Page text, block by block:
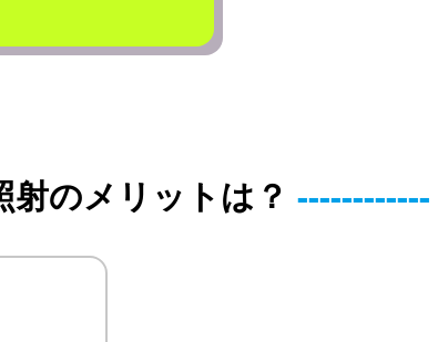
のメリットは？